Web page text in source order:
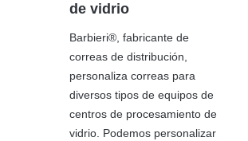
de vidrio
Barbieri®, fabricante de
correas de distribución,
personaliza correas para
diversos tipos de equipos de
centros de procesamiento de
vidrio. Podemos personalizar